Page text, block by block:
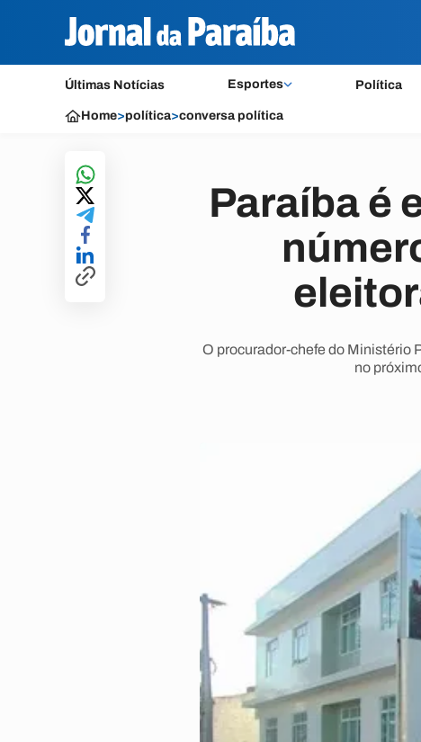
Últimas Notícias Esportes Política
Home>política>conversa política
Paraíba é
O procurador-chefe do Ministério
no